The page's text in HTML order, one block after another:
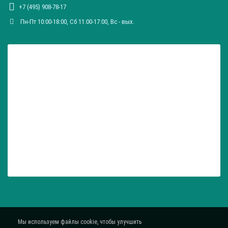
+7 (495) 908-78-17
Пн-Пт 10:00-18:00, Сб 11:00-17:00, Вc - вых.
Мы используем файлы cookie, чтобы улучшить